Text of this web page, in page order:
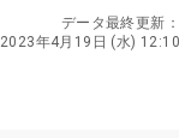
データ最終更新：
2023年4月19日 (水) 12:10